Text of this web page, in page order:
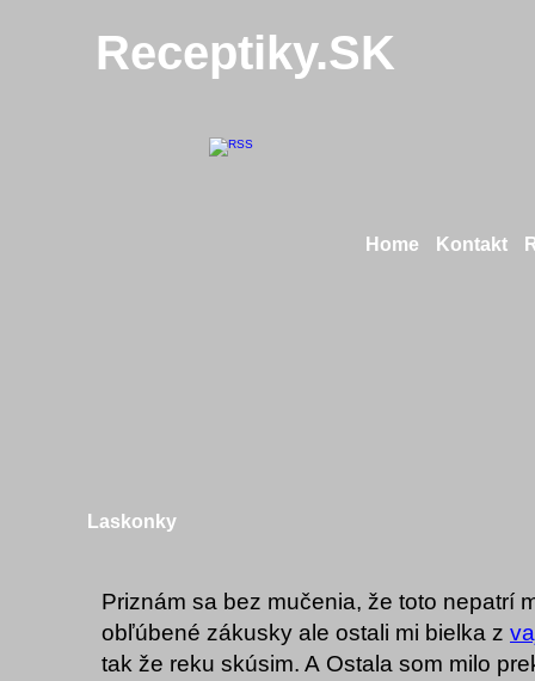
Receptiky.SK
Home Kontakt
Laskonky
Priznám sa bez mučenia, že toto nepatrí
obľúbené zákusky ale ostali mi bielka z
tak že reku skúsim. A Ostala som milo